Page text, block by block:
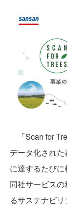
「Scan for
データ化され
に達するたびに
同社サービス
るサステナビリ